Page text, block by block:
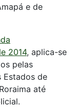
e de
2014, aplica-se
pelas
Estados de
até